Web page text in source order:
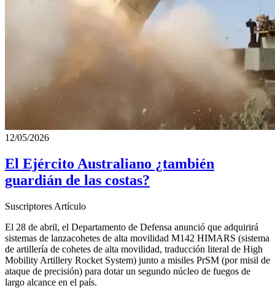
12/05/2026
El Ejército Australiano ¿también
guardián de las costas?
Suscriptores Artículo
El 28 de abril, el Departamento de Defensa anunció que adquirirá
sistemas de lanzacohetes de alta movilidad M142 HIMARS (sistema
de artillería de cohetes de alta movilidad, traducción literal de High
Mobility Artillery Rocket System) junto a misiles PrSM (por misil de
ataque de precisión) para dotar un segundo núcleo de fuegos de
largo alcance en el país.